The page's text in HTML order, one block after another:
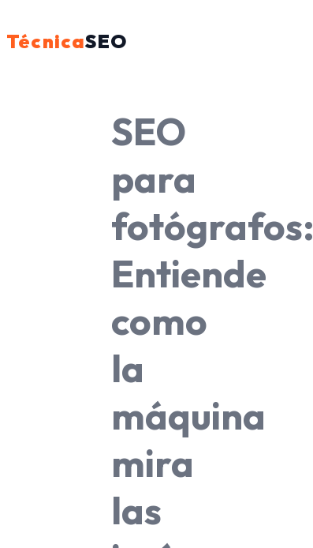
TécnicaSEO
SEO
para
fotógrafos:
Entiende
como
la
máquina
mira
las